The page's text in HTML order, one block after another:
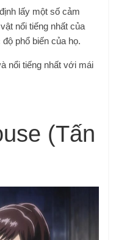
lấy một số cảm
nổi tiếng nhất của
phổ biến của họ.
nổi tiếng nhất với mái
(Tấn